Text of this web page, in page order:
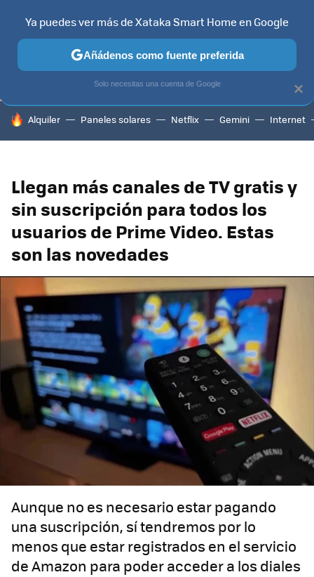
TELEVISORES CONTENIDOS SMART TV SELECCIÓN
HOY SE HABLA DE
Alquiler Paneles solares Netflix Gemini Internet
Llegan más canales de TV gratis y
sin suscripción para todos los
usuarios de Prime Video. Estas
son las novedades
Aunque no es necesario estar pagando
una suscripción, sí tendremos por lo
menos que estar registrados en el servicio
de Amazon para poder acceder a los diales
×
Ya puedes ver más de Xataka Smart Home en Google
Añádenos como fuente preferida
Solo necesitas una cuenta de Google